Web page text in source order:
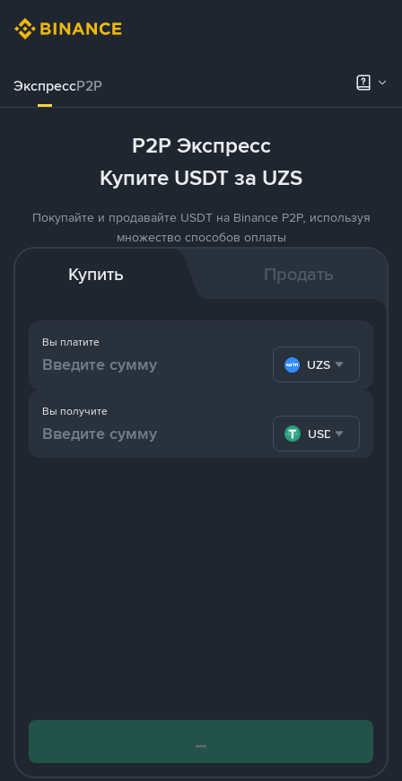
ЭкспрессP2P
P2P Экспресс
Купите USDT за UZS
Покупайте и продавайте USDT на Binance P2P, используя
множество способов оплаты
Купить Продать
Вы платите
UZS
Вы получите
USDT